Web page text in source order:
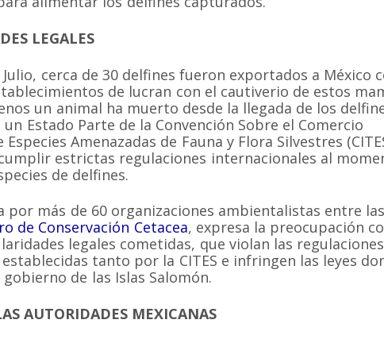
LEGALES
Julio, cerca de 30 delfines fueron exportados a México
de lucran con el cautiverio de estos
un animal ha muerto desde la llegada de los
un Estado Parte de la Convención Sobre el Comercio
Amenazadas de Fauna y Flora Silvestres
estrictas regulaciones internacionales al
de delfines.
por más de 60 organizaciones ambientalistas entre
de Conservación Cetacea, expresa la preocupación
legales cometidas, que violan las regulaciones
tanto por la CITES e infringen las leyes
gobierno de las Islas Salomón.
AUTORIDADES MEXICANAS
no gubernamental chilena y sin fines de
en la conservación de las especies de
acuáticos en Chile y el Hemisferio Sur.
Lo Castillo, Vitacura, Santiago de Chile.
Inicio